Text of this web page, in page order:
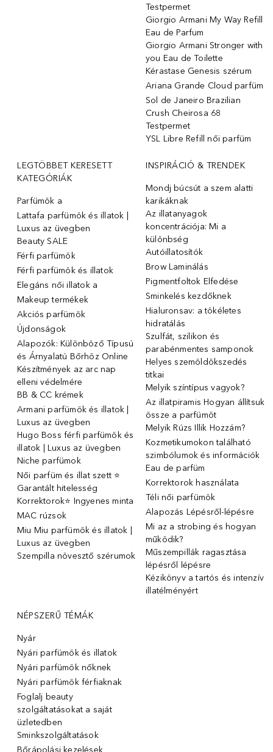
Testpermet
Giorgio Armani My Way Refill
Eau de Parfum
Giorgio Armani Stronger with
you Eau de Toilette
Kérastase Genesis szérum
Ariana Grande Cloud parfüm
Sol de Janeiro Brazilian
Crush Cheirosa 68
Testpermet
YSL Libre Refill női parfüm
LEGTÖBBET KERESETT
KATEGÓRIÁK
Parfümök ️a
Lattafa parfümök és illatok |
Luxus az üvegben
Beauty SALE
Férfi parfümök
Férfi parfümök és illatok
Elegáns női illatok ️a
Makeup termékek
Akciós parfümök
Újdonságok
Alapozók: Különböző Típusú
és Árnyalatú Bőrhöz Online
Készítmények az arc nap
elleni védelmére
BB & CC krémek
Armani parfümök és illatok |
Luxus az üvegben
Hugo Boss férfi parfümök és
illatok | Luxus az üvegben
Niche parfümok
Női parfüm és illat szett ⭐
Garantált hitelesség
Korrektorok⭐ Ingyenes minta
MAC rúzsok
Miu Miu parfümök és illatok |
Luxus az üvegben
Szempilla növesztő szérumok
INSPIRÁCIÓ & TRENDEK
Mondj búcsút a szem alatti
karikáknak
Az illatanyagok
koncentrációja: Mi a
különbség
Autóillatosítók
Brow Laminálás
Pigmentfoltok Elfedése
Sminkelés kezdőknek
Hialuronsav: a tökéletes
hidratálás
Szulfát, szilikon és
parabénmentes samponok
Helyes szemöldökszedés
titkai
Melyik színtípus vagyok?
Az illatpiramis Hogyan állítsuk
össze a parfümöt
Melyik Rúzs Illik Hozzám?
Kozmetikumokon található
szimbólumok és információk
Eau de parfüm
Korrektorok használata
Téli női parfümök
Alapozás Lépésről-lépésre
Mi az a strobing és hogyan
működik?
Műszempillák ragasztása
lépésről lépésre
Kézikönyv a tartós és intenzív
illatélményért
NÉPSZERŰ TÉMÁK
Nyár
Nyári parfümök és illatok
Nyári parfümök nőknek
Nyári parfümök férfiaknak
Foglalj beauty
szolgáltatásokat a saját
üzletedben
Sminkszolgáltatások
Bőrápolási kezelések